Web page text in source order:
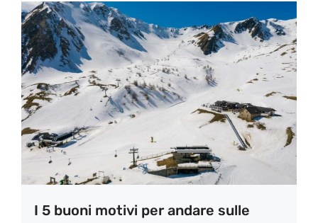
I 5 buoni motivi per andare sulle